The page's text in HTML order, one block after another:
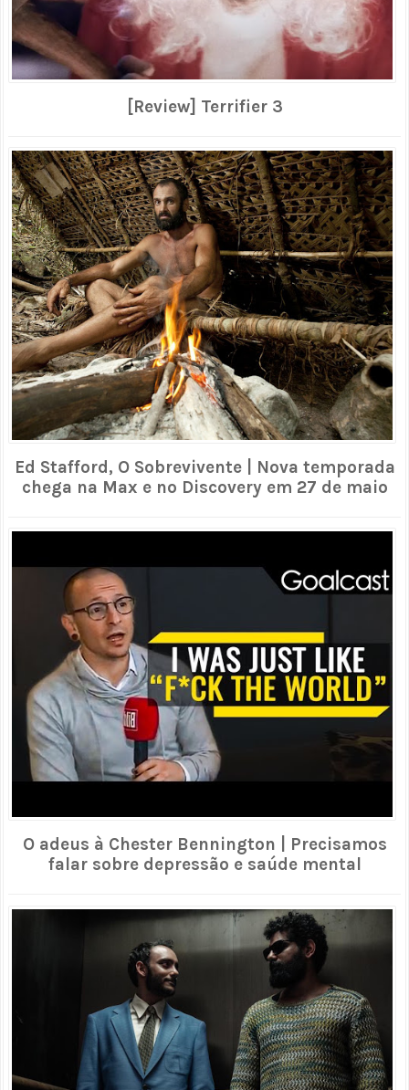
[Review] Terrifier 3
Ed Stafford, O Sobrevivente | Nova temporada
chega na Max e no Discovery em 27 de maio
O adeus à Chester Bennington | Precisamos
falar sobre depressão e saúde mental